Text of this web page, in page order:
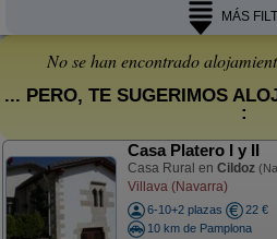
MÁS
No se han encontrado
... PERO, TE SUGERIMOS
:
Casa Platero I y II
Casa Rural en Cildoz
Villava (Navarra)
6-10+2 plazas
22 €
10 km de Pamplona